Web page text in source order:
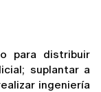
para distribuir
suplantar a
ingeniería